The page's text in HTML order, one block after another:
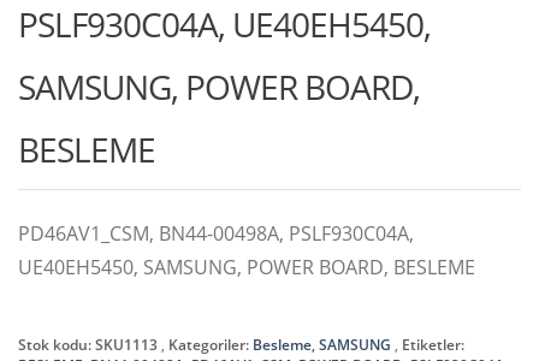
PSLF930C04A, UE40EH5450,
SAMSUNG, POWER BOARD,
BESLEME
PD46AV1_CSM, BN44-00498A, PSLF930C04A,
UE40EH5450, SAMSUNG, POWER BOARD, BESLEME
Stok kodu:SKU1113 Kategoriler: Besleme,SAMSUNG
Etiketler: